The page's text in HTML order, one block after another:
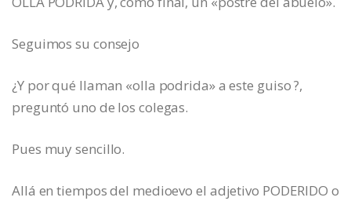
Seguimos su consejo
¿Y por qué llaman «olla podrida» a este guiso ?,
preguntó uno de los colegas.
Pues muy sencillo.
Allá en tiempos del medioevo el adjetivo PODERIDO o